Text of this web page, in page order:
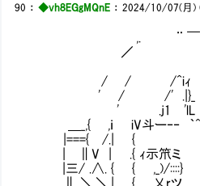
90 ：◆vh8EGgMQnE ：2024/10/07(月)
,. ¨ ￣￣
／
/ / /^i
' / /' .|}_ .l.
' .j1 'lL .}' ヽ
＿_,{ ,ｉ iV斗ー‐‐
|==={ /.|
| ∥V | .{ ｨ示笊ミ
|三/ .∧. { { ,_)/::::}
∥ ＼.＼.| { 乂rツ